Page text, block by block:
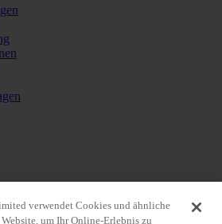
verwendet Cookies und ähnliche
um Ihr Online-Erlebnis zu